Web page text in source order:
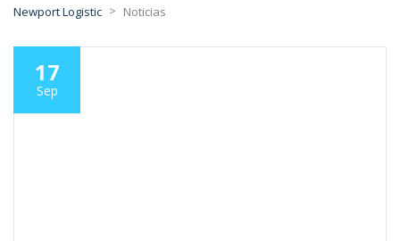
Newport Logistic > Noticias
17
Sep